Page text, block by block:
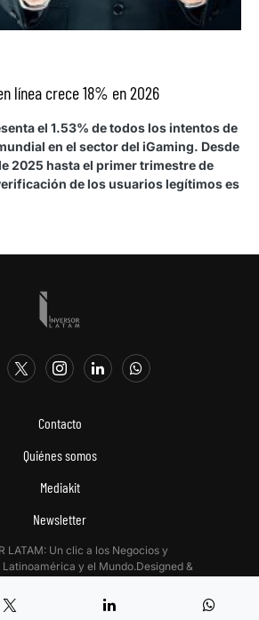
línea crece 18% en 2026
el 1.53% de todos los intentos de
en el sector del iGaming. Desde
2025 hasta el primer trimestre de
de los usuarios legítimos es
Contacto
Quiénes somos
Mediakit
Newsletter
LATAM: Un clic a los Negocios y
y el Mundo.Designed &